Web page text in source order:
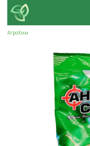
АгроХим